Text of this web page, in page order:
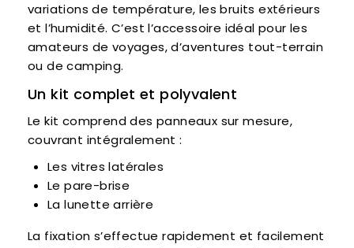
variations de température, les bruits extérieurs
et l’humidité. C’est l’accessoire idéal pour les
amateurs de voyages, d’aventures tout-terrain
ou de camping.
Un kit complet et polyvalent
Le kit comprend des panneaux sur mesure,
couvrant intégralement :
Les vitres latérales
Le pare-brise
La lunette arrière
La fixation s’effectue rapidement et facilement